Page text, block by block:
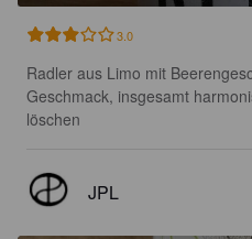
3.0
Radler aus Limo mit
Geschmack, insgesamt
löschen
JPL